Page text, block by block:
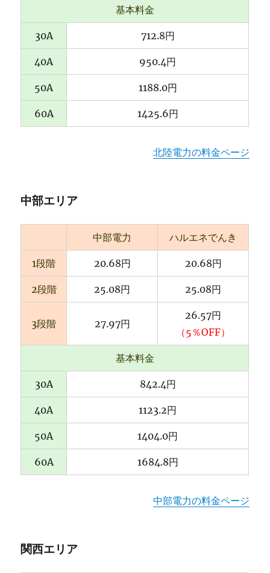
基本料金
30A 712.8円
40A 950.4円
50A 1188.0円
60A 1425.6円
北陸電力の料金ページ
中部エリア
中部電力 ハルエネでんき
1段階 20.68円 20.68円
2段階 25.08円 25.08円
3段階 27.97円
26.57円
（5％OFF）
基本料金
30A 842.4円
40A 1123.2円
50A 1404.0円
60A 1684.8円
中部電力の料金ページ
関西エリア